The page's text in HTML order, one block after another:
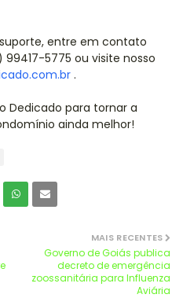
entre em contato
5775 ou visite nosso
.
Dedicado para tornar a
ainda melhor!
MAIS RECENTES
Governo de Goiás publica
decreto de emergência
zoossanitária para Influenza
Aviária